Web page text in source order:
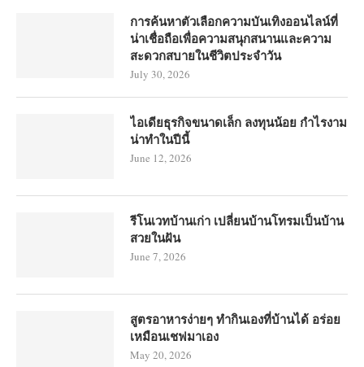
การค้นหาตัวเลือกความบันเทิงออนไลน์ที่
น่าเชื่อถือเพื่อความสนุกสนานและความ
สะดวกสบายในชีวิตประจำวัน
July 30, 2026
ไอเดียธุรกิจขนาดเล็ก ลงทุนน้อย กำไรงาม
น่าทำในปีนี้
June 12, 2026
รีโนเวทบ้านเก่า เปลี่ยนบ้านโทรมเป็นบ้าน
สวยในฝัน
June 7, 2026
สูตรอาหารง่ายๆ ทำกินเองที่บ้านได้ อร่อย
เหมือนเชฟมาเอง
May 20, 2026